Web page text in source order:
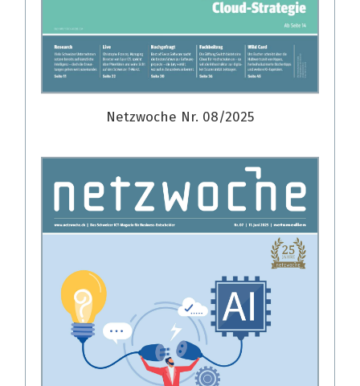
Netzwoche Nr. 08/2025